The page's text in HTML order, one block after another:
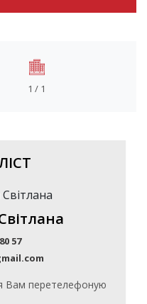
1 / 1
57
Вам перетелефоную